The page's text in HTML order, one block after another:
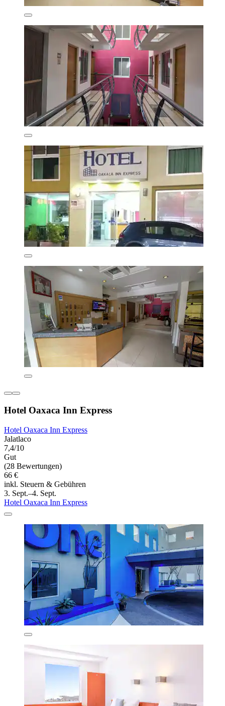
Hotel Oaxaca Inn Express
Hotel Oaxaca Inn Express
Jalatlaco
7,4/10
Gut
(28 Bewertungen)
66 €
inkl. Steuern & Gebühren
3. Sept.–4. Sept.
Hotel Oaxaca Inn Express